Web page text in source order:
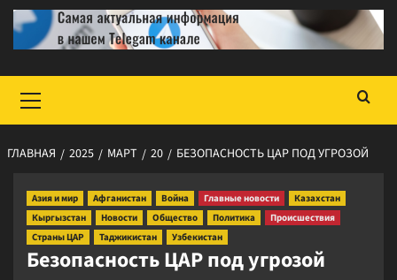
меню
ГЛАВНАЯ 2025 МАРТ 20 БЕЗОПАСНОСТЬ ЦАР ПОД УГРОЗОЙ
Азия и мир Афганистан Война Главные новости
Казахстан
Кыргызстан
Новости Общество Политика
Происшествия
Страны ЦАР
Таджикистан Узбекистан
Безопасность ЦАР под угрозой